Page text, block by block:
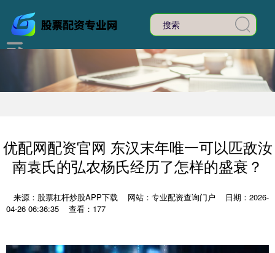
优配网配资官网 东汉末年唯一可以匹敌汝
南袁氏的弘农杨氏经历了怎样的盛衰？
来源：股票杠杆炒股APP下载 网站：专业配资查询门户
日期：2026-
04-26 06:36:35
查看：177